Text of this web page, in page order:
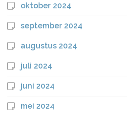
oktober 2024
september 2024
augustus 2024
juli 2024
juni 2024
mei 2024